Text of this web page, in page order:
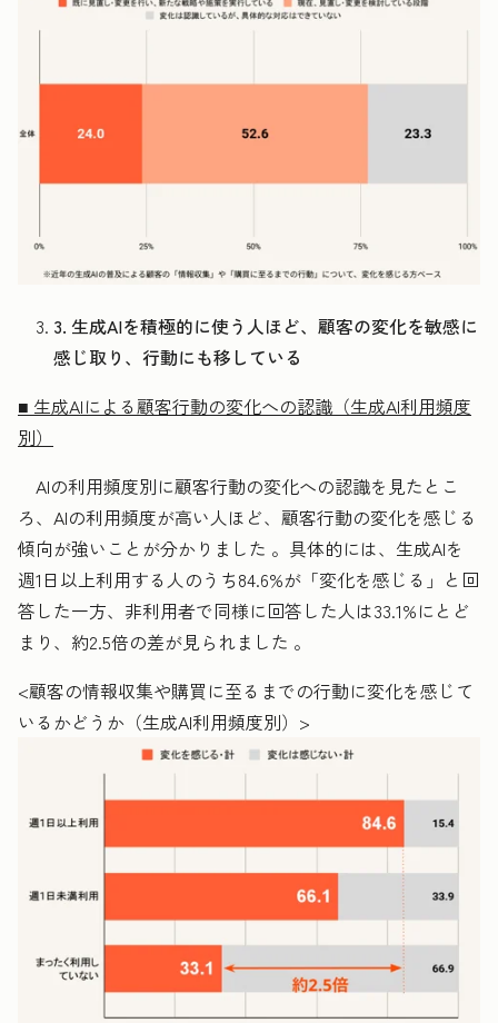
3. 生成AIを積極的に使う人ほど、顧客の変化を敏感に
感じ取り、行動にも移している
■ 生成AIによる顧客行動の変化への認識（生成AI利用頻度
別）
AIの利用頻度別に顧客行動の変化への認識を見たとこ
ろ、AIの利用頻度が高い人ほど、顧客行動の変化を感じる
傾向が強いことが分かりました 。具体的には、生成AIを
週1日以上利用する人のうち84.6%が「変化を感じる」と回
答した一方、非利用者で同様に回答した人は33.1%にとど
まり、約2.5倍の差が見られました 。
<顧客の情報収集や購買に至るまでの行動に変化を感じて
いるかどうか（生成AI利用頻度別）>